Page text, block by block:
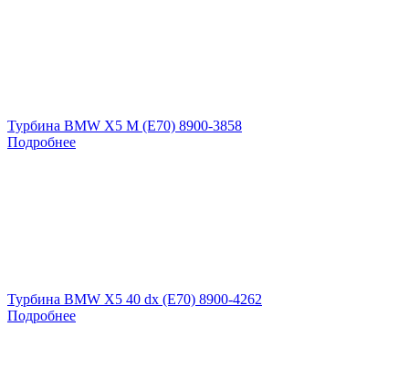
Турбина BMW X5 M (E70) 8900-3858
Подробнее
Турбина BMW X5 40 dx (E70) 8900-4262
Подробнее